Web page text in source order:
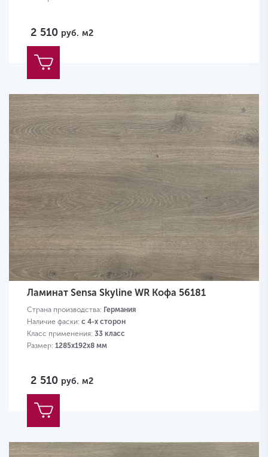
2 510 руб. м2
Ламинат Sensa Skyline WR Кофа 56181
Страна производства: Германия
Наличие фаски: с 4-х сторон
Класс применения: 33 класс
Размер: 1285х192х8 мм
2 510 руб. м2